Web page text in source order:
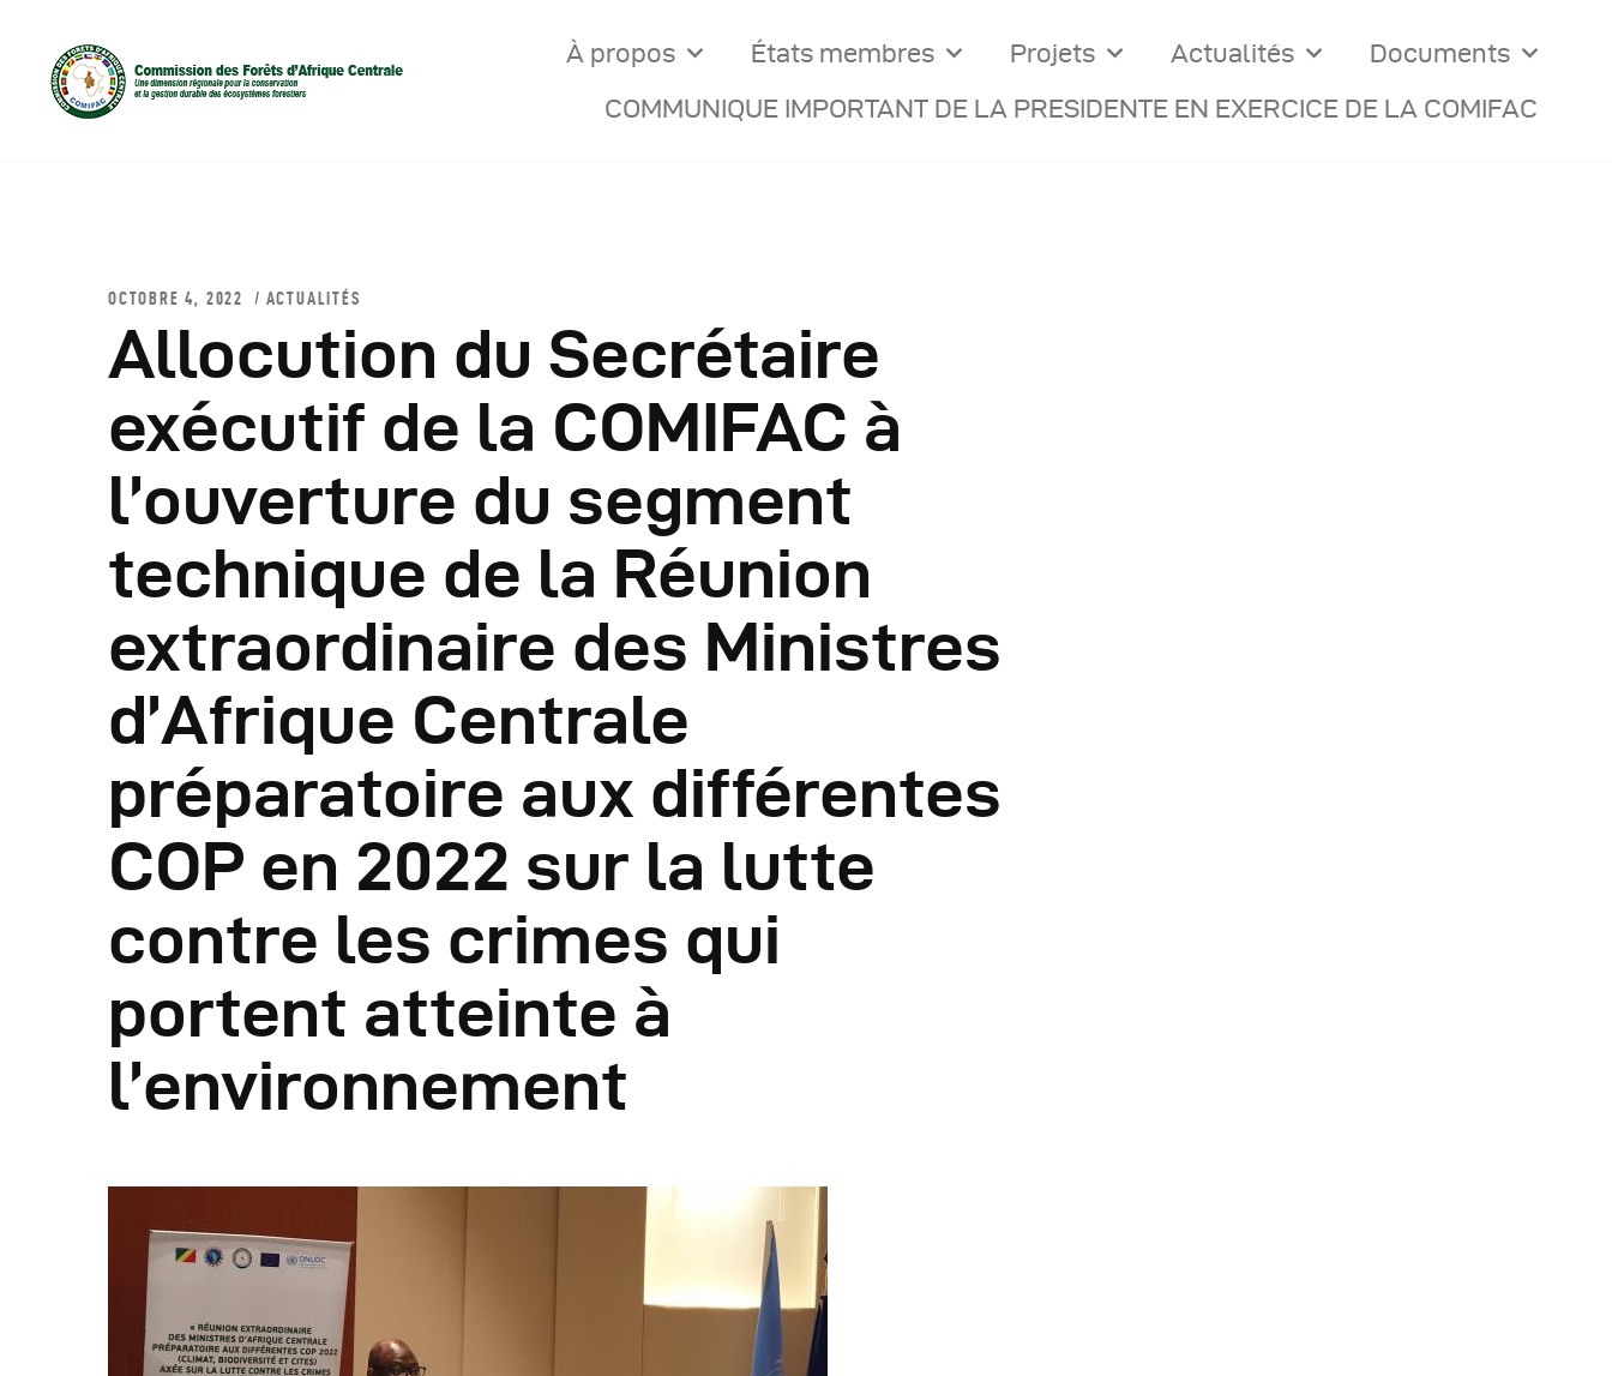
À propos États membres Projets Actualités
Documents
COMMUNIQUE IMPORTANT DE LA PRESIDENTE EN EXERCICE DE LA COMIFAC
Documents Officiels
Conseils Des Ministres
Comptes Rendus De
Réunions Sous-
Régionales
Rapports
Publications
COMIFAC Newsletter
Réunions Réseaux
CEFDHAC
Autres Publications
OCTOBRE 4, 2022 ACTUALITÉS
Allocution du Secrétaire
exécutif de la COMIFAC à
l’ouverture du segment
technique de la Réunion
extraordinaire des Ministres
d’Afrique Centrale
préparatoire aux différentes
COP en 2022 sur la lutte
contre les crimes qui
portent atteinte à
l’environnement